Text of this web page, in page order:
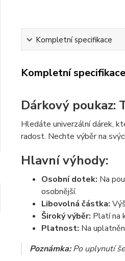
Kompletní specifikace
Kompletní specifikace
Dárkový poukaz:
Hledáte univerzální dárek,
radost. Nechte výběr na
Hlavní výhody:
Osobní dotek: Na
osobnější.
Libovolná částka:
Široký výběr: Platí na
Platnost: Na
Poznámka:Po uplynutí